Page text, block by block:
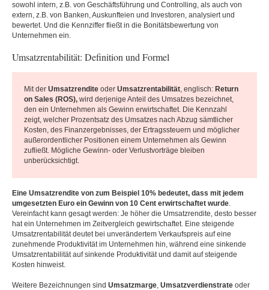
sowohl intern, z.B. von Geschäftsführung und Controlling, als auch von
extern, z.B. von Banken, Auskunfteien und Investoren, analysiert und
bewertet. Und die Kennziffer fließt in die Bonitätsbewertung von
Unternehmen ein.
Umsatzrentabilität: Definition und Formel
Mit der Umsatzrendite oder Umsatzrentabilität, englisch: Return
on Sales (ROS), wird derjenige Anteil des Umsatzes bezeichnet,
den ein Unternehmen als Gewinn erwirtschaftet. Die Kennzahl
zeigt, welcher Prozentsatz des Umsatzes nach Abzug sämtlicher
Kosten, des Finanzergebnisses, der Ertragssteuern und möglicher
außerordentlicher Positionen einem Unternehmen als Gewinn
zufließt. Mögliche Gewinn- oder Verlustvorträge bleiben
unberücksichtigt.
Eine Umsatzrendite von zum Beispiel 10% bedeutet, dass mit jedem
umgesetzten Euro ein Gewinn von 10 Cent erwirtschaftet wurde.
Vereinfacht kann gesagt werden: Je höher die Umsatzrendite, desto besser
hat ein Unternehmen im Zeitvergleich gewirtschaftet. Eine steigende
Umsatzrentabilität deutet bei unverändertem Verkaufspreis auf eine
zunehmende Produktivität im Unternehmen hin, während eine sinkende
Umsatzrentabilität auf sinkende Produktivität und damit auf steigende
Kosten hinweist.
Weitere Bezeichnungen sind Umsatzmarge, Umsatzverdienstrate oder